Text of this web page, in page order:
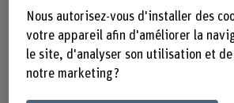
Nous autorisez-vous d'installer des
votre appareil afin d'améliorer la
le site, d'analyser son utilisation et
notre marketing ?